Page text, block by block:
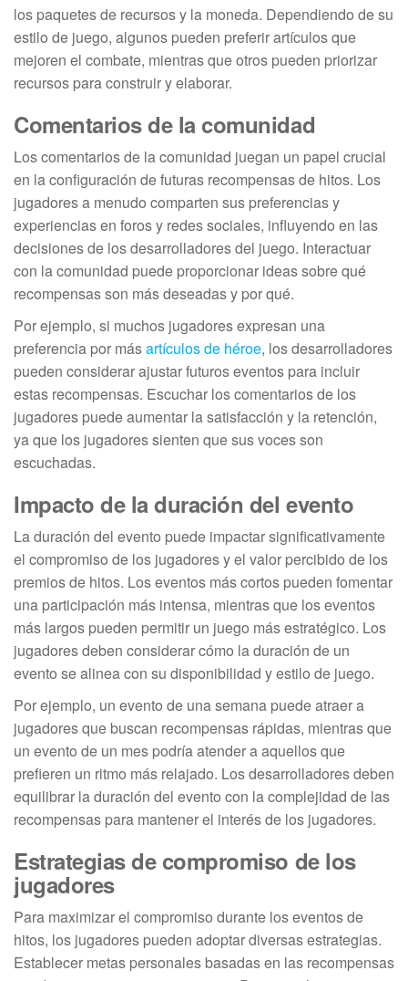
los paquetes de recursos y la moneda. Dependiendo de su
estilo de juego, algunos pueden preferir artículos que
mejoren el combate, mientras que otros pueden priorizar
recursos para construir y elaborar.
Comentarios de la comunidad
Los comentarios de la comunidad juegan un papel crucial
en la configuración de futuras recompensas de hitos. Los
jugadores a menudo comparten sus preferencias y
experiencias en foros y redes sociales, influyendo en las
decisiones de los desarrolladores del juego. Interactuar
con la comunidad puede proporcionar ideas sobre qué
recompensas son más deseadas y por qué.
Por ejemplo, si muchos jugadores expresan una
preferencia por másartículos de héroe, los desarrolladores
pueden considerar ajustar futuros eventos para incluir
estas recompensas. Escuchar los comentarios de los
jugadores puede aumentar la satisfacción y la retención,
ya que los jugadores sienten que sus voces son
escuchadas.
Impacto de la duración del evento
La duración del evento puede impactar significativamente
el compromiso de los jugadores y el valor percibido de los
premios de hitos. Los eventos más cortos pueden fomentar
una participación más intensa, mientras que los eventos
más largos pueden permitir un juego más estratégico. Los
jugadores deben considerar cómo la duración de un
evento se alinea con su disponibilidad y estilo de juego.
Por ejemplo, un evento de una semana puede atraer a
jugadores que buscan recompensas rápidas, mientras que
un evento de un mes podría atender a aquellos que
prefieren un ritmo más relajado. Los desarrolladores deben
equilibrar la duración del evento con la complejidad de las
recompensas para mantener el interés de los jugadores.
Estrategias de compromiso de los
jugadores
Para maximizar el compromiso durante los eventos de
hitos, los jugadores pueden adoptar diversas estrategias.
Establecer metas personales basadas en las recompensas